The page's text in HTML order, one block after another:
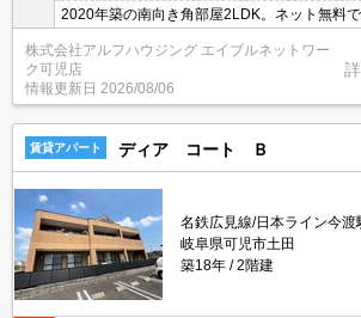
2020年築の南向き角部屋2LDK。ネット無料で
株式会社アルフハウジング エイブルネットワー
ク可児店
情報更新日 2026/08/06
賃貸アパート ディア コート Ｂ
名鉄広見線/日本ライン今渡
岐阜県可児市土田
築18年
2階建